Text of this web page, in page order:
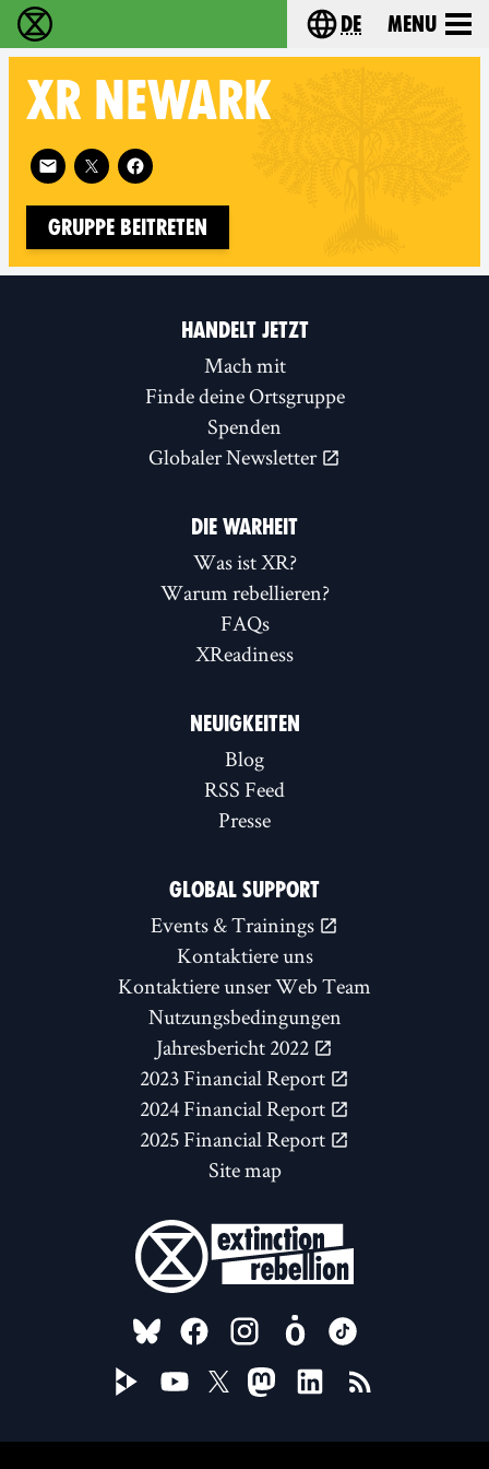
extinction rebellion - Home Choose your
de Menu
XR NEWARK
Follow XR Newark on
Gruppe beitreten
HANDELT JETZT
Mach mit
Finde deine Ortsgruppe
Spenden
Globaler Newsletter
DIE WARHEIT
Was ist XR?
Warum rebellieren?
FAQs
XReadiness
NEUIGKEITEN
Blog
RSS Feed
Presse
GLOBAL SUPPORT
Events & Trainings
Kontaktiere uns
Kontaktiere unser Web Team
Nutzungsbedingungen
Jahresbericht 2022
2023 Financial Report
2024 Financial Report
2025 Financial Report
Site map
FOLLOW US ON